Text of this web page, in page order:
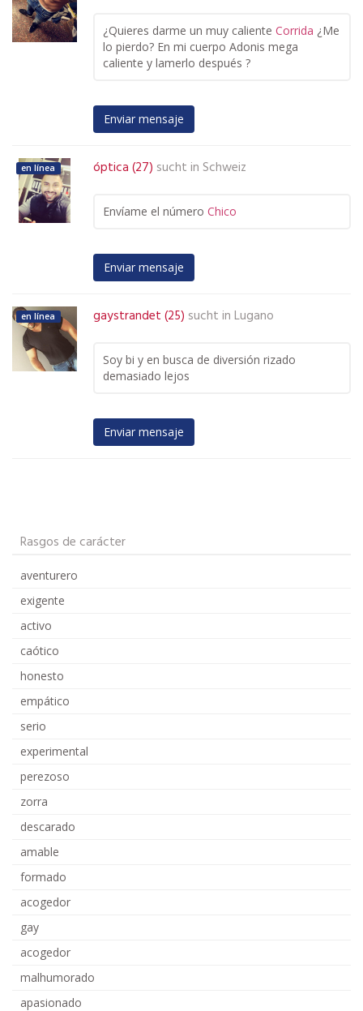
¿Quieres darme un muy caliente Corrida ¿Me
lo pierdo? En mi cuerpo Adonis mega
caliente y lamerlo después ?
Enviar mensaje
en línea óptica (27) sucht in Schweiz
Envíame el número Chico
Enviar mensaje
en línea gaystrandet (25) sucht in Lugano
Soy bi y en busca de diversión rizado
demasiado lejos
Enviar mensaje
Rasgos de carácter
aventurero
exigente
activo
caótico
honesto
empático
serio
experimental
perezoso
zorra
descarado
amable
formado
acogedor
gay
acogedor
malhumorado
apasionado